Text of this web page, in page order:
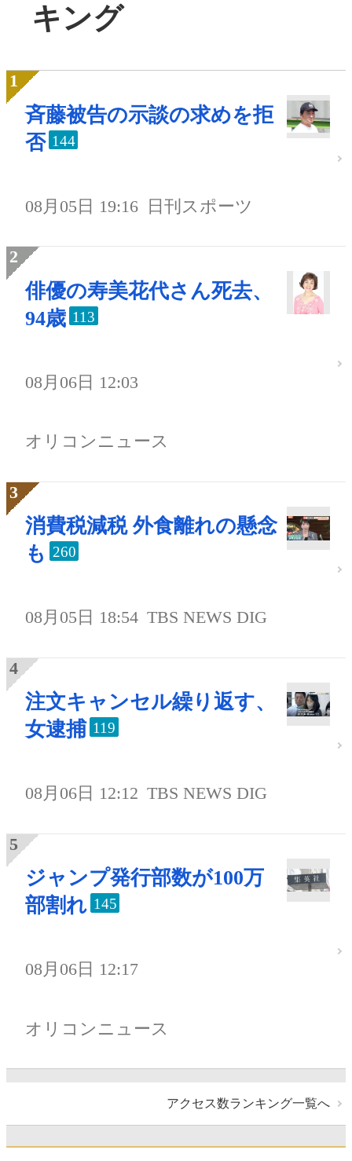
キング
斉藤被告の示談の求めを拒
否 144
08月05日 19:16 日刊スポーツ
俳優の寿美花代さん死去、
94歳 113
08月06日 12:03
オリコンニュース
消費税減税 外食離れの懸念
も 260
08月05日 18:54 TBS NEWS DIG
注文キャンセル繰り返す、
女逮捕 119
08月06日 12:12 TBS NEWS DIG
ジャンプ発行部数が100万
部割れ 145
08月06日 12:17
オリコンニュース
アクセス数ランキング一覧へ